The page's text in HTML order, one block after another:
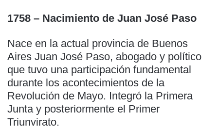
1758 – Nacimiento de Juan José Paso
Nace en la actual provincia de Buenos
Aires Juan José Paso, abogado y político
que tuvo una participación fundamental
durante los acontecimientos de la
Revolución de Mayo. Integró la Primera
Junta y posteriormente el Primer
Triunvirato.